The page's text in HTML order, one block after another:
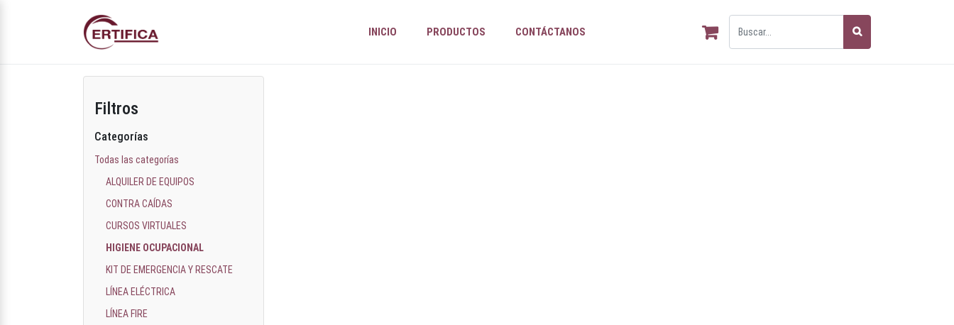
INICIO PRODUCTOS CONTÁCTANOS
Filtros
Categorías
Todas las categorías
ALQUILER DE EQUIPOS
CONTRA CAÍDAS
CURSOS VIRTUALES
HIGIENE OCUPACIONAL
KIT DE EMERGENCIA Y RESCATE
LÍNEA ELÉCTRICA
LÍNEA FIRE